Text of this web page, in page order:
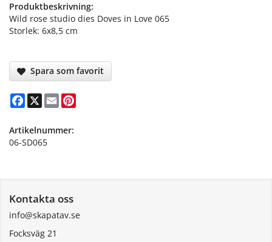
Produktbeskrivning:
Wild rose studio dies Doves in Love 065
Storlek: 6x8,5 cm
Spara som favorit
Facebook
X Email
Artikelnummer:
06-SD065
Kontakta oss
info@skapatav.se
Focksväg 21